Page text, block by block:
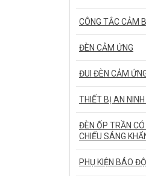
CÔNG TẮC CẢM
ĐÈN CẢM ỨNG
ĐUI ĐÈN CẢM
THIẾT BỊ AN
ĐÈN ỐP TRẦN
CHIẾU SÁNG
PHỤ KIỆN BÁO